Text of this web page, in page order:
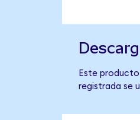
Este
registrada se